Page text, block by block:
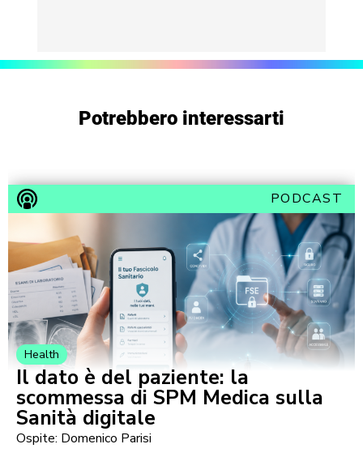
Potrebbero interessarti
PODCAST
Health
Il dato è del paziente: la
scommessa di SPM Medica sulla
Sanità digitale
Ospite: Domenico Parisi